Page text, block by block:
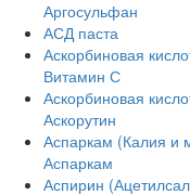
Аргосульфан
АСД паста
Аскорбиновая
Витамин С
Аскорбиновая
Аскорутин
Аспаркам (Калия и
Аспаркам
Аспирин